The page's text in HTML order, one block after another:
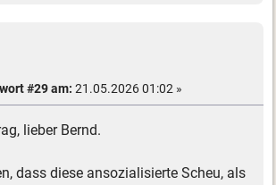
#29 am: 21.05.2026 01:02 »
lieber Bernd.
dass diese ansozialisierte Scheu, als